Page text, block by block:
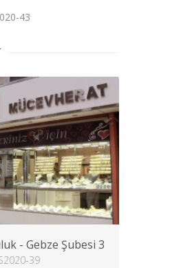
43
- Gebze Şubesi 3
39